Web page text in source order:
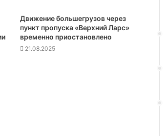
Движение большегрузов через
пункт пропуска «Верхний Ларс»
временно приостановлено
21.08.2025